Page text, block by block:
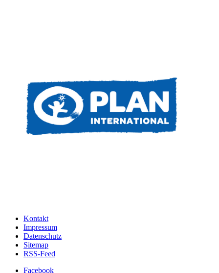
Kontakt
Impressum
Datenschutz
Sitemap
RSS-Feed
Facebook